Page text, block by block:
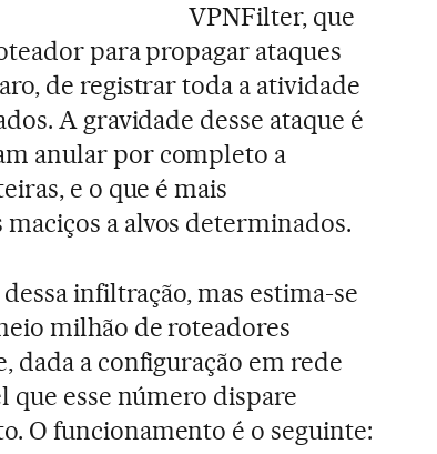
VPNFilter, que
para propagar ataques
de registrar toda a atividade
A gravidade desse ataque é
anular por completo a
e o que é mais
a alvos determinados.
infiltração, mas estima-se
milhão de roteadores
dada a configuração em rede
que esse número dispare
O funcionamento é o seguinte: